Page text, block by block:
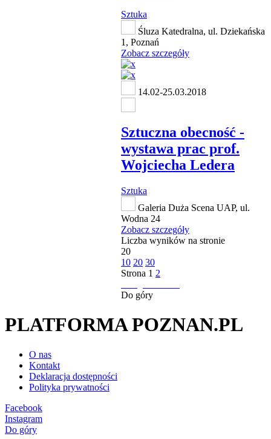
Sztuka
Śluza Katedralna, ul. Dziekańska
1, Poznań
Zobacz szczegóły
14.02-25.03.2018
Sztuczna obecność -
wystawa prac prof.
Wojciecha Ledera
Sztuka
Galeria Duża Scena UAP, ul.
Wodna 24
Zobacz szczegóły
Liczba wyników na stronie
20
10 20 30
Strona 1 2
Do góry
PLATFORMA POZNAN.PL
O nas
Kontakt
Deklaracja dostępności
Polityka prywatności
Facebook
Instagram
Do góry